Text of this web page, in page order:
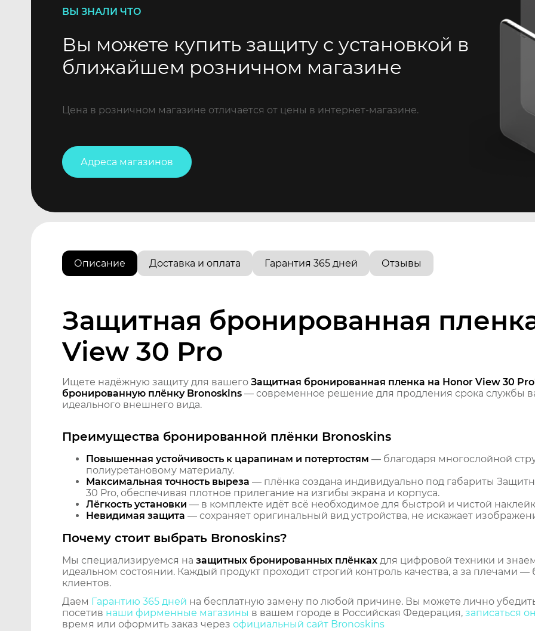
ВЫ ЗНАЛИ ЧТО
Вы можете купить защиту с установкой в
ближайшем розничном магазине
Цена в розничном магазине отличается от цены в интернет-магазине.
Адреса магазинов
Описание Доставка и оплата Гарантия 365 дней Отзывы
Защитная бронированная
View 30 Pro
Ищете надёжную защиту для вашего Защитная бронированная пленка на Honor View 30 Pro
бронированную плёнку Bronoskins — современное решение для продления срока службы
идеального внешнего вида.
Преимущества бронированной плёнки Bronoskins
Повышенная устойчивость к царапинам и потертостям — благодаря многослойной
полиуретановому материалу.
Максимальная точность выреза — плёнка создана индивидуально под габариты
30 Pro, обеспечивая плотное прилегание на изгибы экрана и корпуса.
Лёгкость установки — в комплекте идёт всё необходимое для быстрой и чистой
Невидимая защита — сохраняет оригинальный вид устройства, не искажает
Почему стоит выбрать Bronoskins?
Мы специализируемся на защитных бронированных плёнках для цифровой техники и
идеальном состоянии. Каждый продукт проходит строгий контроль качества, а за плечами
клиентов.
Даем Гарантию 365 дней на бесплатную замену по любой причине. Вы можете лично
посетив наши фирменные магазины в вашем городе в Российская Федерация, записаться
время или оформить заказ через официальный сайт Bronoskins